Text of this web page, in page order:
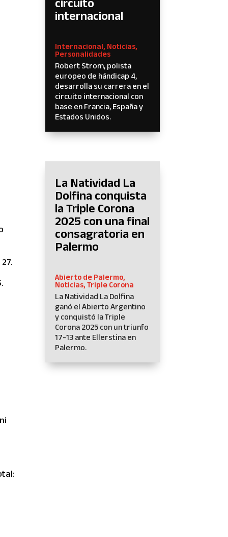
internacional
Internacional, Noticias,
Personalidades
Robert Strom, polista
europeo de hándicap 4,
desarrolla su carrera en el
circuito internacional con
base en Francia, España y
Estados Unidos.
La Natividad La
Dolfina conquista
la Triple Corona
2025 con una final
consagratoria en
Palermo
Abierto de Palermo,
Noticias,Triple Corona
La Natividad La Dolfina
ganó el Abierto Argentino
y conquistó la Triple
Corona 2025 con un triunfo
17-13 ante Ellerstina en
Palermo.